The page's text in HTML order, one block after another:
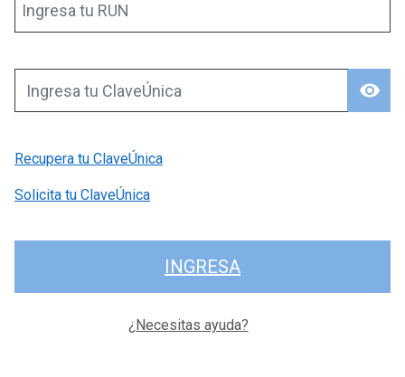
Ingresa tu RUN
visibility
Ingresa tu ClaveÚnica
Recupera tu ClaveÚnica
Solicita tu ClaveÚnica
INGRESA
¿Necesitas ayuda?